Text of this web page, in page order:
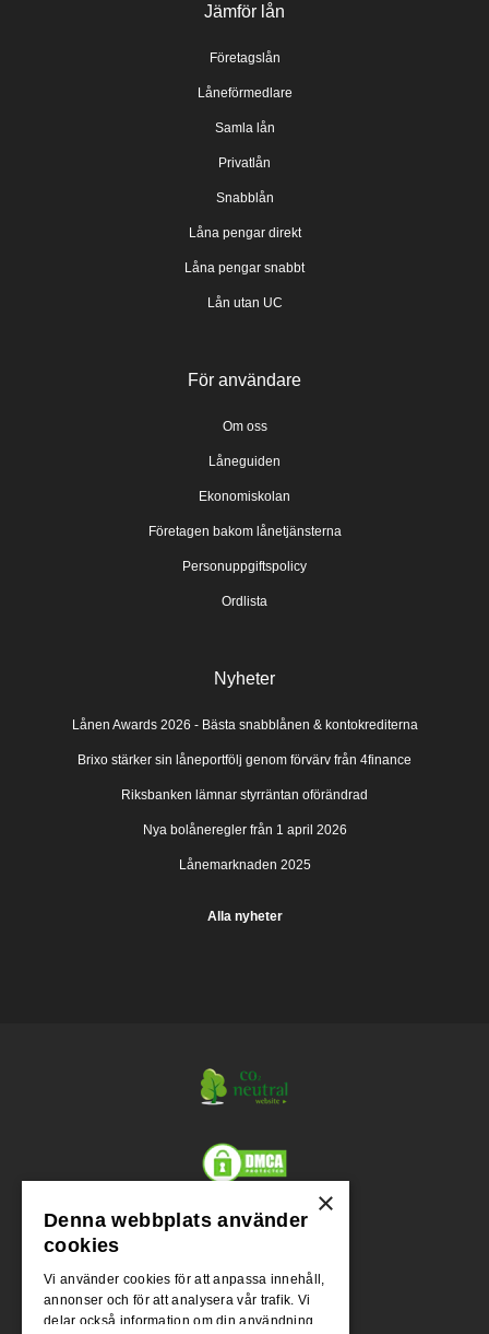
Jämför lån
Företagslån
Låneförmedlare
Samla lån
Privatlån
Snabblån
Låna pengar direkt
Låna pengar snabbt
Lån utan UC
För användare
Om oss
Låneguiden
Ekonomiskolan
Företagen bakom lånetjänsterna
Personuppgiftspolicy
Ordlista
Nyheter
Lånen Awards 2026 - Bästa snabblånen & kontokrediterna
Brixo stärker sin låneportfölj genom förvärv från 4finance
Riksbanken lämnar styrräntan oförändrad
Nya bolåneregler från 1 april 2026
Lånemarknaden 2025
Alla nyheter
Org.nr.
Adress
×
Denna webbplats använder
cookies
Vi använder cookies för att anpassa innehåll,
annonser och för att analysera vår trafik. Vi
delar också information om din användning